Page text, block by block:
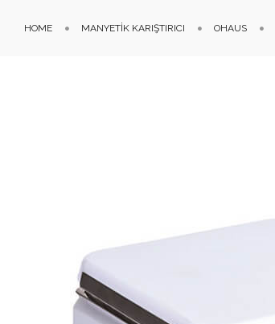
HOME MANYETIK KARIŞTIRICI OHAUS